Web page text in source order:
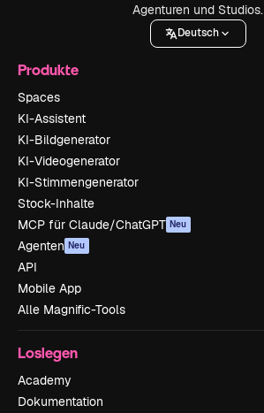
Agenturen und Studios.
Deutsch
Produkte
Spaces
KI-Assistent
KI-Bildgenerator
KI-Videogenerator
KI-Stimmengenerator
Stock-Inhalte
MCP für Claude/ChatGPT Neu
Agenten Neu
API
Mobile App
Alle Magnific-Tools
Loslegen
Academy
Dokumentation